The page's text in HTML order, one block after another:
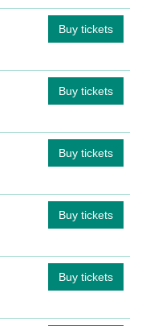
Buy tickets
Buy tickets
Buy tickets
Buy tickets
Buy tickets